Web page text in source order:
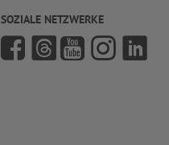
SOZIALE NETZWERKE